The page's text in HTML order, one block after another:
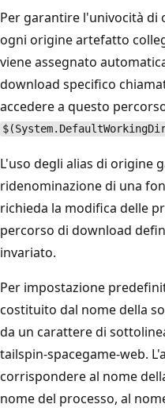
Per garantire l'univocità di
ogni origine artefatto
viene assegnato
download specifico
accedere a questo
L'uso degli alias di origine
ridenominazione di una
richieda la modifica delle
percorso di download
invariato.
Per impostazione
costituito dal nome della
da un carattere di
tailspin-spacegame-web.
corrispondere al nome
nome del processo, al